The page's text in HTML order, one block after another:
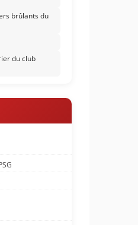
brûlants du
du club